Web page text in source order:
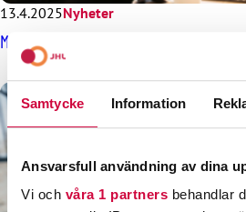
Samtycke Information
Ansvarsfull användning av dina
Vi och våra 1 partners behandlar
13.4.2025Nyheter
Medlingsbud för statssektorn –